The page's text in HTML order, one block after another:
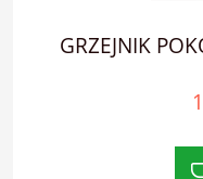
GRZEJNIK